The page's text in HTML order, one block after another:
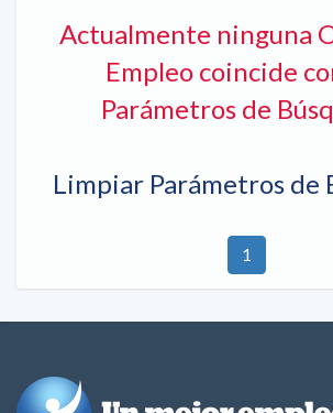
Actualmente ninguna
Empleo coincide
Parámetros de
Limpiar Parámetros de
1